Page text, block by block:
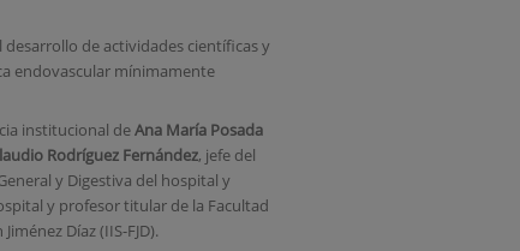
de actividades científicas y
endovascular mínimamente
institucional deAna María Posada
Rodríguez Fernández, jefe del
y Digestiva del hospital y
y profesor titular de la Facultad
Díaz (IIS-FJD).